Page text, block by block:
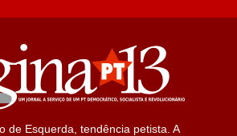
de Esquerda, tendência petista. A